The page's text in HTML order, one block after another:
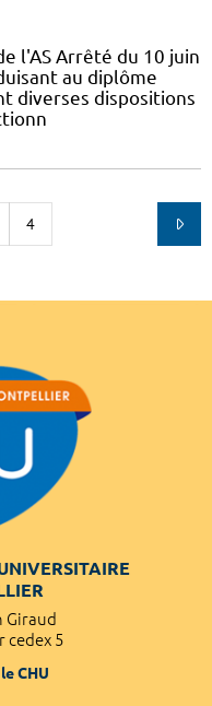
l'AS Arrêté du 10 juin
au diplôme
diverses dispositions
4
Giraud
cedex 5
CHU